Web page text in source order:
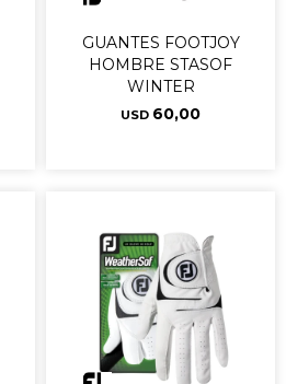
GUANTES FOOTJOY
HOMBRE STASOF
WINTER
USD 60,00